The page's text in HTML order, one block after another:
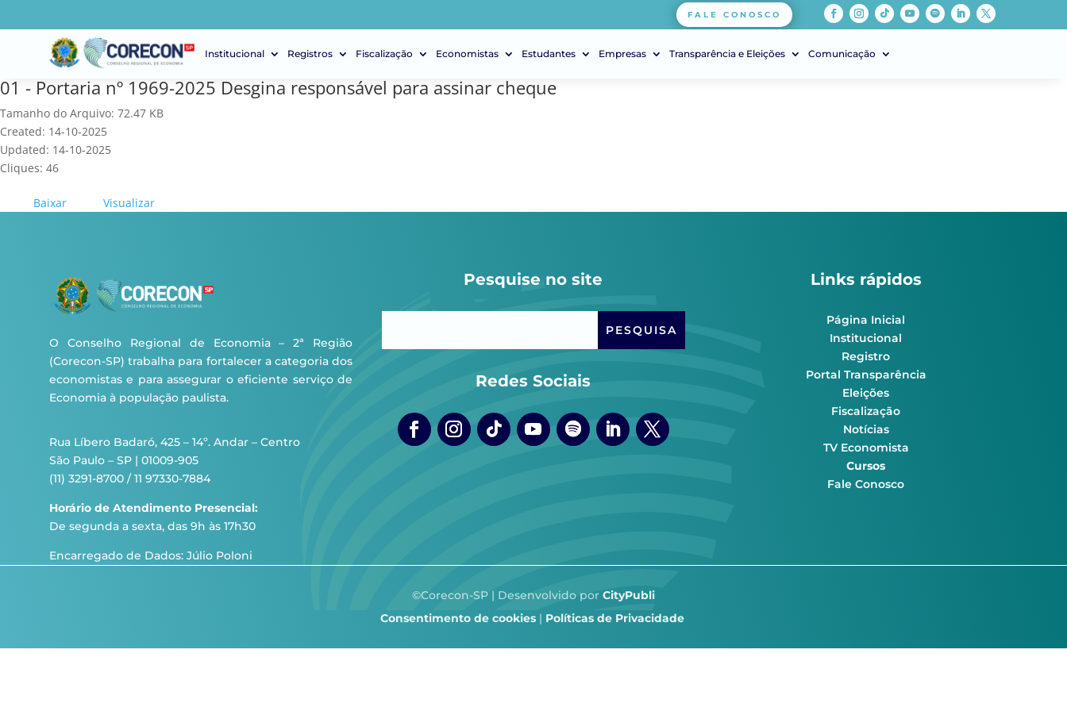
FALE CONOSCO
Institucional Registros Fiscalização Economistas Estudantes Empresas Transparência e Eleições Comunicação
01 - Portaria nº 1969-2025 Desgina responsável para assinar cheque
Tamanho do Arquivo: 72.47 KB
Created: 14-10-2025
Updated: 14-10-2025
Cliques: 46
Baixar Visualizar
O Conselho Regional de Economia – 2ª Região
(Corecon-SP) trabalha para fortalecer a categoria dos
economistas e para assegurar o eficiente serviço de
Economia à população paulista.
Rua Líbero Badaró, 425 – 14º. Andar – Centro
São Paulo – SP | 01009-905
(11) 3291-8700 / 11 97330-7884
Horário de Atendimento Presencial:
De segunda a sexta, das 9h às 17h30
Encarregado de Dados: Júlio Poloni
Pesquise no site
Redes Sociais
Links rápidos
Página Inicial
Institucional
Registro
Portal Transparência
Eleições
Fiscalização
Notícias
TV Economista
Cursos
Fale Conosco
©Corecon-SP | Desenvolvido por CityPubli
Consentimento de cookies| Políticas de Privacidade